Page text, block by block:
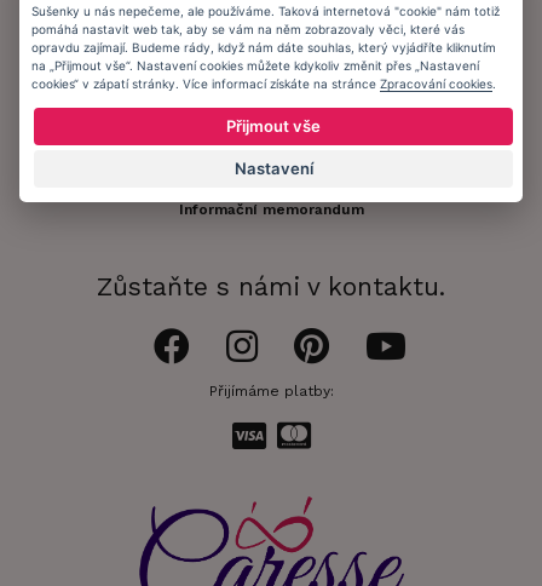
Zákaznický účet
Registrace zákazníka
Doprava a platba
Obchodní podmínky
Ochrana osobních údajů
Informační memorandum
Zůstaňte s námi v kontaktu.
Přijímáme platby:
Sušenky u nás nepečeme, ale používáme. Taková internetová "cookie" nám totiž
pomáhá nastavit web tak, aby se vám na něm zobrazovaly věci, které vás
opravdu zajímají. Budeme rády, když nám dáte souhlas, který vyjádříte kliknutím
na „Přijmout vše“. Nastavení cookies můžete kdykoliv změnit přes „Nastavení
cookies“ v zápatí stránky. Více informací získáte na stránce Zpracování cookies
Přijmout vše
Nastavení